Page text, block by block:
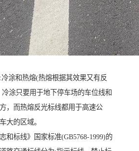
涂和热熔(热熔根据其效果又有反
涂只要用于地下停车场的车位线和
，而热熔反光标线都用于高速公
大的区域。
和标线》国家标准(GB5768-1999)的